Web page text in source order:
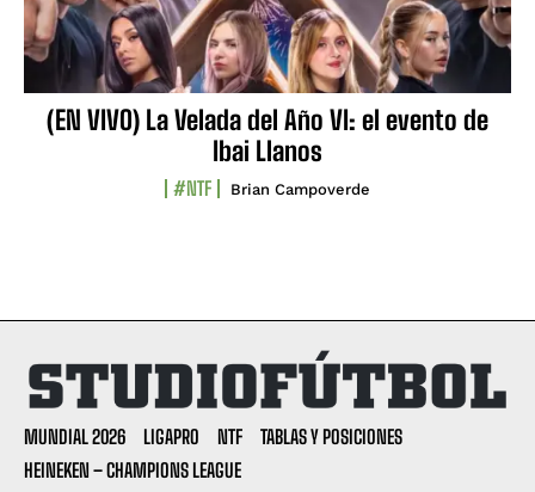
(EN VIVO) La Velada del Año VI: el evento de
Ibai Llanos
#NTF Brian Campoverde
MUNDIAL 2026 LIGAPRO NTF
TABLAS Y POSICIONES
HEINEKEN – CHAMPIONS LEAGUE